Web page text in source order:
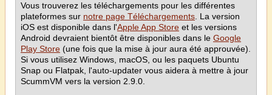
Vous trouverez les téléchargements pour les différentes
plateformes sur notre page Téléchargements. La version
iOS est disponible dans l'Apple App Store et les versions
Android devraient bientôt être disponibles dans le Google
Play Store (une fois que la mise à jour aura été approuvée).
Si vous utilisez Windows, macOS, ou les paquets Ubuntu
Snap ou Flatpak, l'auto-updater vous aidera à mettre à jour
ScummVM vers la version 2.9.0.